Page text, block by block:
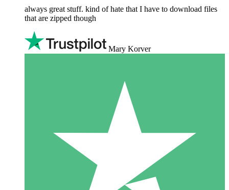
always great stuff. kind of hate that I have to download files
that are zipped though
Mary Korver